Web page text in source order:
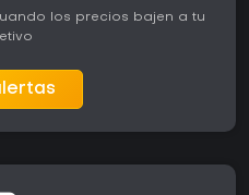
los precios bajen a tu